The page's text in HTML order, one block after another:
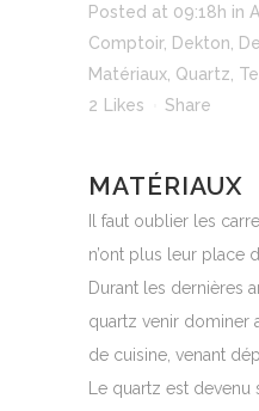
Posted at 09:18h in
Comptoir, Dekton
Matériaux Quartz
2
Likes Share
MATÉRIAUX
Il faut oublier les
n’ont plus leur place
Durant les dernières
quartz venir dominer
de cuisine, venant
Le quartz est